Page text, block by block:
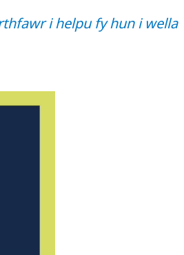
i helpu fy hun i wella